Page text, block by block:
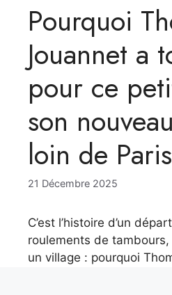
Pourquoi
Jouannet a
pour ce
son
loin de
21 Décembre 2025
C’est l’histoire d’un
roulements de
un village : pourquoi